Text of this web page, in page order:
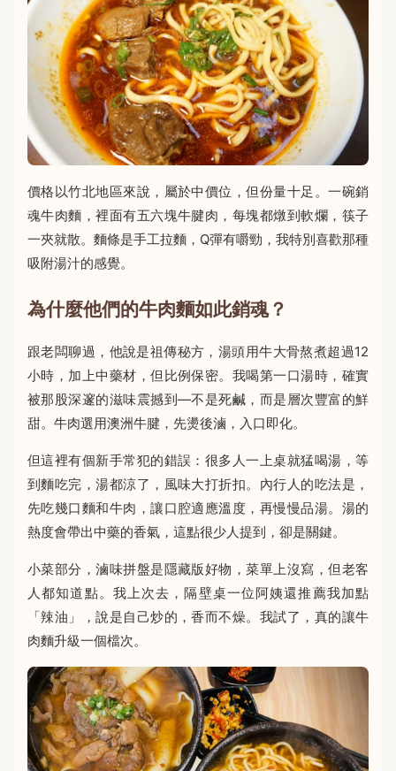
價格以竹北地區來說，屬於中價位，但份量十足。一碗銷
魂牛肉麵，裡面有五六塊牛腱肉，每塊都燉到軟爛，筷子
一夾就散。麵條是手工拉麵，Q彈有嚼勁，我特別喜歡那種
吸附湯汁的感覺。
為什麼他們的牛肉麵如此銷魂？
跟老闆聊過，他說是祖傳秘方，湯頭用牛大骨熬煮超過12
小時，加上中藥材，但比例保密。我喝第一口湯時，確實
被那股深邃的滋味震撼到—不是死鹹，而是層次豐富的鮮
甜。牛肉選用澳洲牛腱，先燙後滷，入口即化。
但這裡有個新手常犯的錯誤：很多人一上桌就猛喝湯，等
到麵吃完，湯都涼了，風味大打折扣。內行人的吃法是，
先吃幾口麵和牛肉，讓口腔適應溫度，再慢慢品湯。湯的
熱度會帶出中藥的香氣，這點很少人提到，卻是關鍵。
小菜部分，滷味拼盤是隱藏版好物，菜單上沒寫，但老客
人都知道點。我上次去，隔壁桌一位阿姨還推薦我加點
「辣油」，說是自己炒的，香而不燥。我試了，真的讓牛
肉麵升級一個檔次。